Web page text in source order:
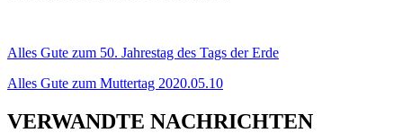
Alles Gute zum 50. Jahrestag des Tags der Erde
Alles Gute zum Muttertag 2020.05.10
VERWANDTE NACHRICHTEN